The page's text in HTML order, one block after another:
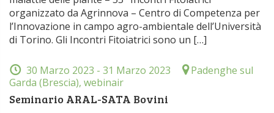
organizzato da Agrinnova – Centro di Competenza per
l’Innovazione in campo agro-ambientale dell’Università
di Torino. Gli Incontri Fitoiatrici sono un […]
30 Marzo 2023 - 31 Marzo 2023
Padenghe sul
Garda (Brescia), webinair
Seminario ARAL-SATA Bovini